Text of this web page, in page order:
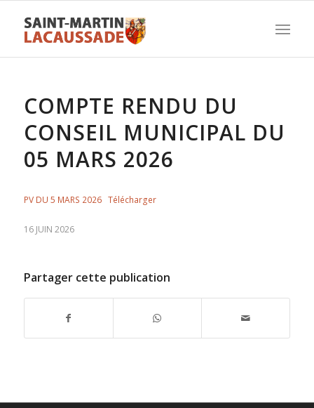
COMPTE RENDU DU
CONSEIL MUNICIPAL DU
05 MARS 2026
PV DU 5 MARS 2026 Télécharger
16 JUIN 2026
Partager cette publication